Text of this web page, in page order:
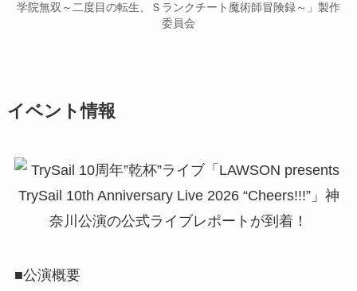
学院無双～二度目の転生、Ｓランクチート魔術師冒険録～」製作
委員会
イベント情報
■公演概要